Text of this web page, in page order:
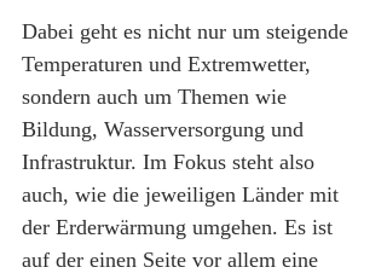
Dabei geht es nicht nur um steigende
Temperaturen und Extremwetter,
sondern auch um Themen wie
Bildung, Wasserversorgung und
Infrastruktur. Im Fokus steht also
auch, wie die jeweiligen Länder mit
der Erderwärmung umgehen. Es ist
auf der einen Seite vor allem eine